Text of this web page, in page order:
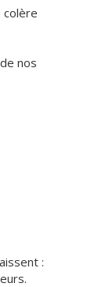
colère
nos
: